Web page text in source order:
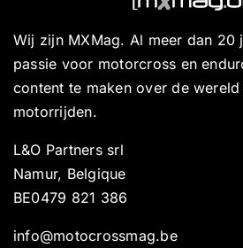
Wij zijn MXMag. Al meer dan 20
passie voor motorcross en
content te maken over de
motorrijden.
L&O Partners srl
Namur, Belgique
BE0479 821 386
info@motocrossmag.be